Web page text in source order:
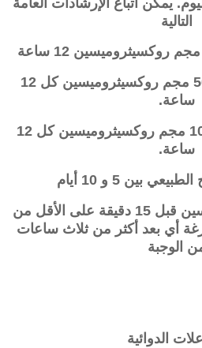
التالية
من 12 إلى 23 كجم : 50 مجم روكسيثروميسين كل 12
ساعة.
من 24 إلى 40 كجم : 100 مجم روكسيثروميسين كل 12
ساعة.
بين 5 و 10 أيام
يجب تناول روكسيثروميسين قبل 15 دقيقة على الأقل من
أي بعد أكثر من ثلاث ساعات
الوجبة
الدوائية